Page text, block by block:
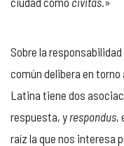
Sobre la
común delibera en torno
Latina tiene dos
respuesta, y respondus,
raíz la que nos interesa